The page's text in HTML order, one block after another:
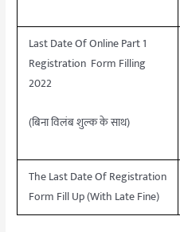
Last Date Of Online Part 1
Registration Form Filling
2022
(बिना विलंब शुल्क के साथ)
The Last Date Of Registration
Form Fill Up (With Late Fine)